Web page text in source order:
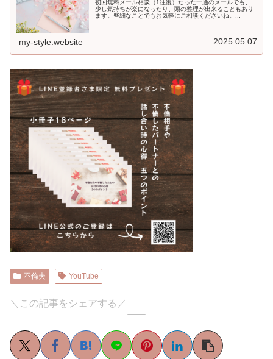
初回無料メール相談（1往復）たった一通のメールでも、
少し気持ちが楽になったり、頭の整理が出来ることもあり
ます。些細なことでもお気軽にご相談くださいね。...
my-style.website 2025.05.07
不倫夫 YouTube
＼この記事をシェアする／